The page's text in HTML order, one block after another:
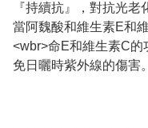
『持續抗』
，對抗光老
當阿魏酸和維生素E和
<wbr>命E和維生素C的
免日曬時紫外線的傷害。